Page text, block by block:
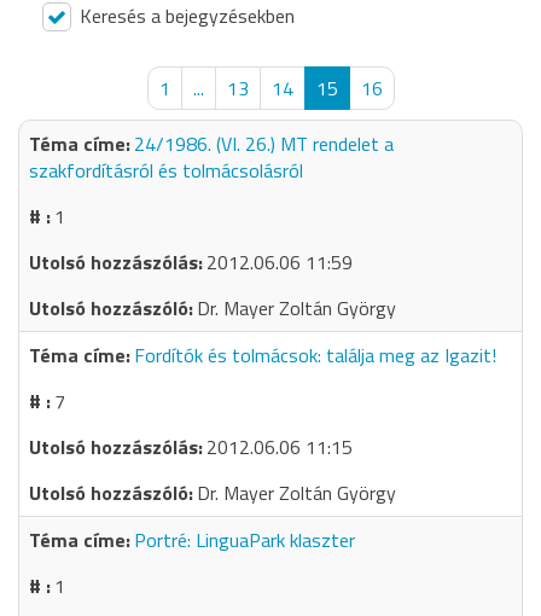
Keresés a bejegyzésekben
1 ... 13 14 15
16
24/1986. (VI. 26.) MT rendelet a
szakfordításról és tolmácsolásról
1
2012.06.06 11:59
Dr. Mayer Zoltán György
Fordítók és tolmácsok: találja meg az Igazit!
7
2012.06.06 11:15
Dr. Mayer Zoltán György
Portré: LinguaPark klaszter
1